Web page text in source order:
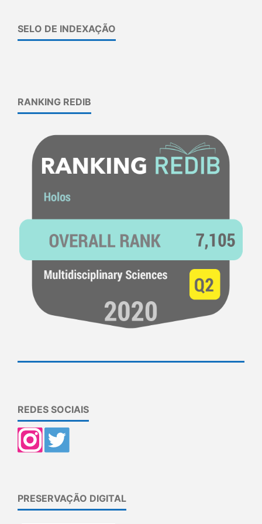
SELO DE INDEXAÇÃO
RANKING REDIB
REDES SOCIAIS
PRESERVAÇÃO DIGITAL